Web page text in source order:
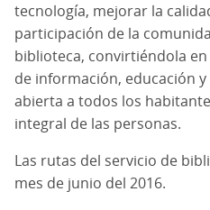
tecnología, mejorar la
participación de la
biblioteca, convirtiéndola
de información, educación
abierta a todos los
integral de las personas.
Las rutas del servicio de
mes de junio del 2016.